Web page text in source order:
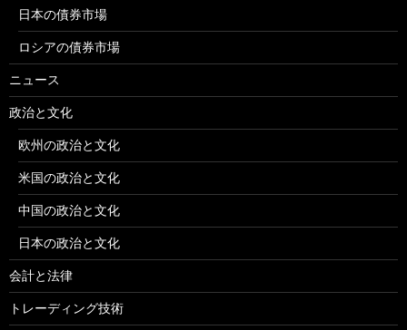
日本の債券市場
ロシアの債券市場
ニュース
政治と文化
欧州の政治と文化
米国の政治と文化
中国の政治と文化
日本の政治と文化
会計と法律
トレーディング技術